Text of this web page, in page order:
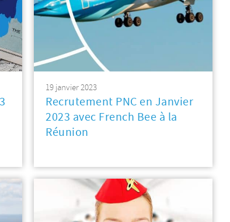
19 janvier 2023
Recrutement PNC en Janvier
2023 avec French Bee à la
Réunion